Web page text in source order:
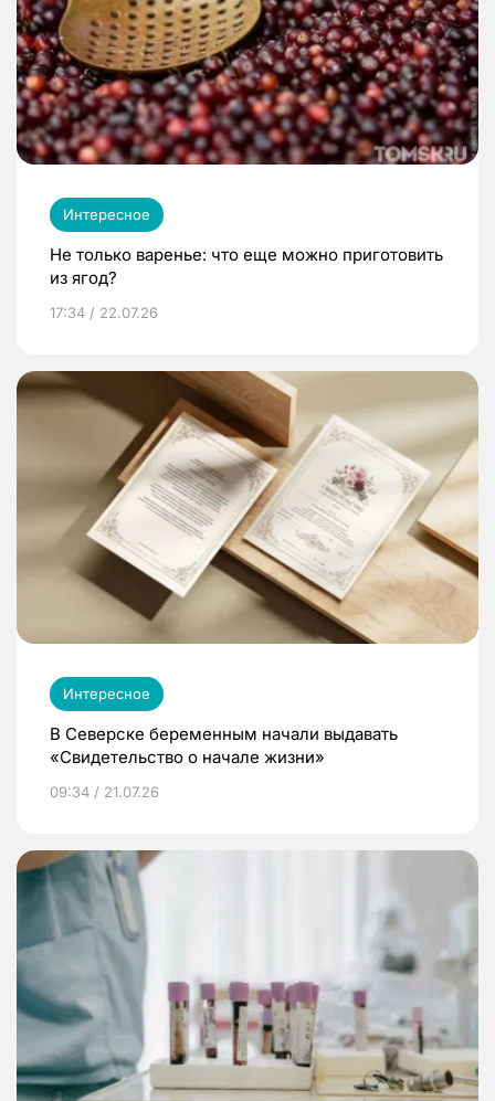
Интересное
Не только варенье: что еще можно приготовить
из ягод?
17:34 / 22.07.26
Интересное
В Северске беременным начали выдавать
«Свидетельство о начале жизни»
09:34 / 21.07.26